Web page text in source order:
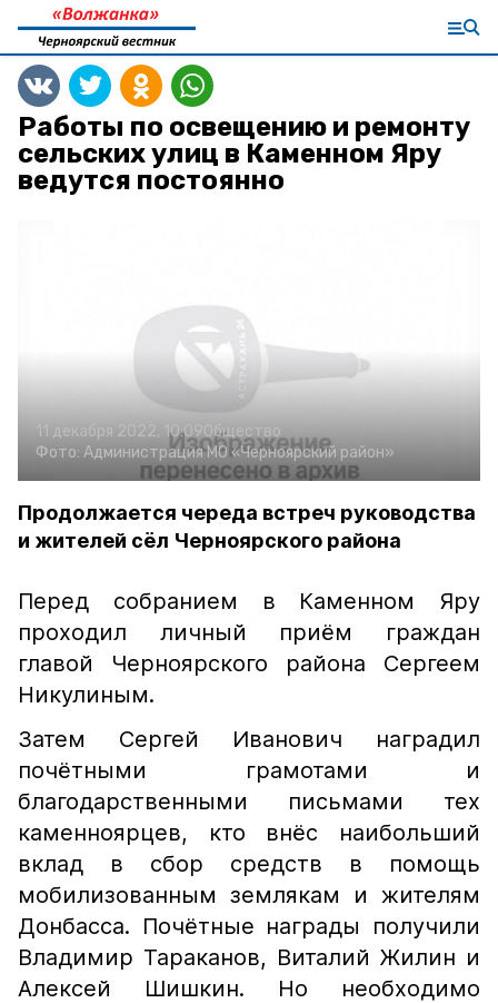
Работы по освещению и ремонту
сельских улиц в Каменном Яру
ведутся постоянно
11 декабря 2022, 10:09Общество
Фото: Администрация МО «Черноярский район»
Продолжается череда встреч руководства
и жителей сёл Черноярского района
Перед собранием в Каменном Яру
проходил личный приём граждан
главой Черноярского района Сергеем
Никулиным.
Затем Сергей Иванович наградил
почётными грамотами и
благодарственными письмами тех
каменноярцев, кто внёс наибольший
вклад в сбор средств в помощь
мобилизованным землякам и жителям
Донбасса. Почётные награды получили
Владимир Тараканов, Виталий Жилин и
Алексей Шишкин. Но необходимо